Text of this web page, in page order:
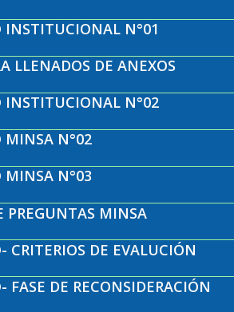
INSTITUCIONAL N°01
LLENADOS DE ANEXOS
INSTITUCIONAL N°02
MINSA N°02
MINSA N°03
PREGUNTAS MINSA
CRITERIOS DE EVALUCIÓN
FASE DE RECONSIDERACIÓN